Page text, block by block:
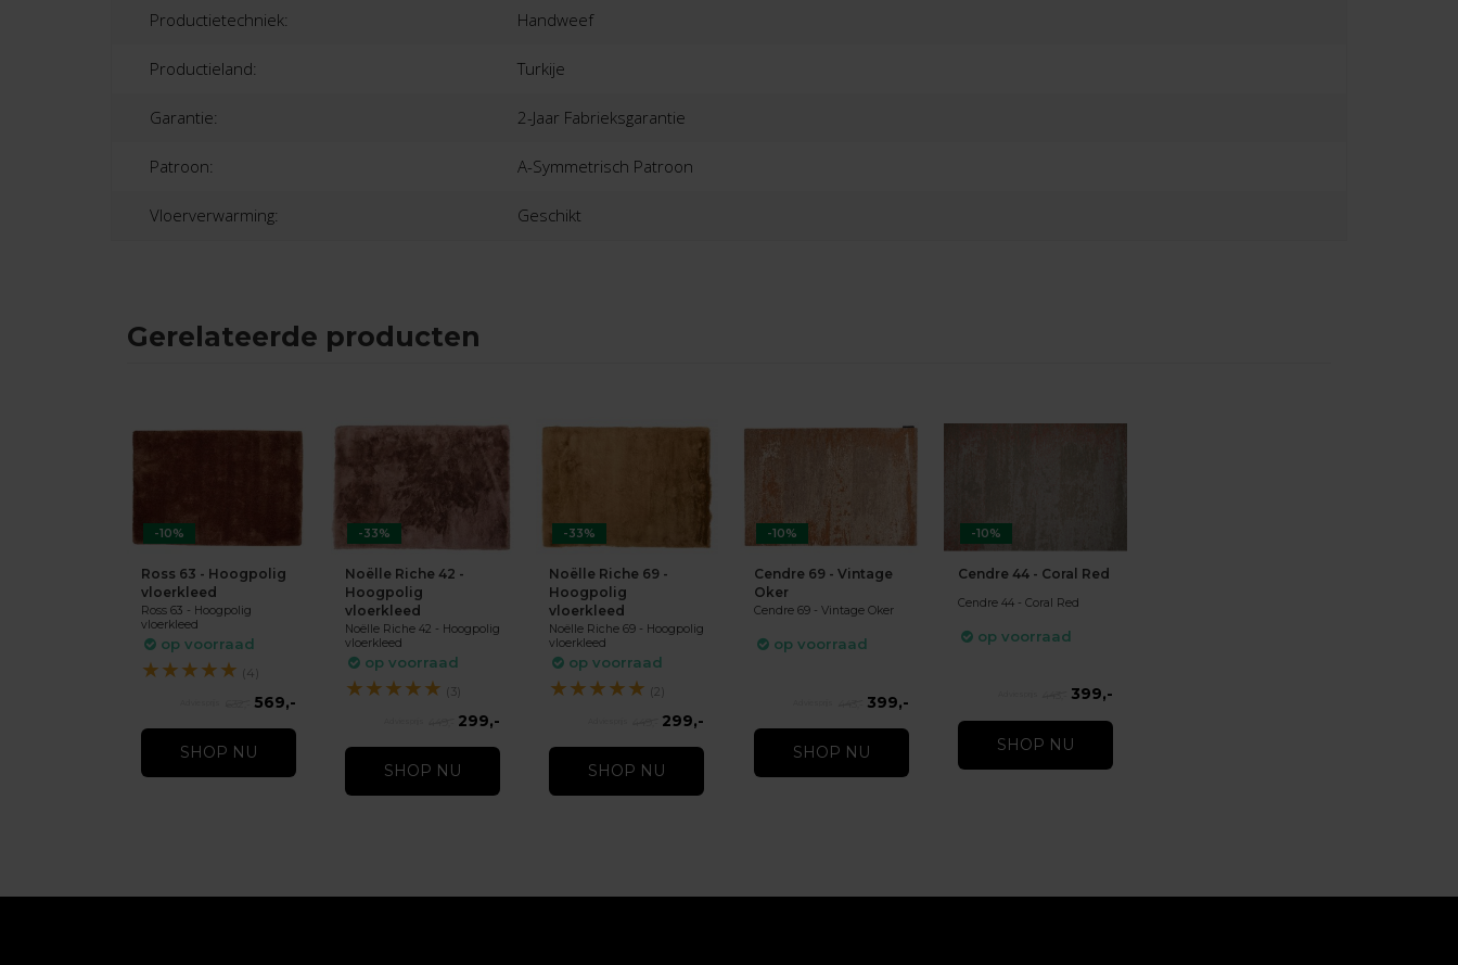
Productietechniek: Handweef
Productieland: Turkije
Garantie: 2-Jaar Fabrieksgarantie
Patroon: A-Symmetrisch Patroon
Vloerverwarming: Geschikt
Gerelateerde producten
-10%
Ross 63 - Hoogpolig
vloerkleed
Ross 63 - Hoogpolig
vloerkleed
op voorraad
★★★★★ (4)
569,-
SHOP NU
-33%
Noëlle Riche 42 -
Hoogpolig
vloerkleed
Noëlle Riche 42 - Hoogpolig
vloerkleed
op voorraad
★★★★★ (3)
299,-
SHOP NU
-33%
Noëlle Riche 69 -
Hoogpolig
vloerkleed
Noëlle Riche 69 - Hoogpolig
vloerkleed
op voorraad
★★★★★ (2)
299,-
SHOP NU
-10%
Cendre 69 - Vintage
Oker
Cendre 69 - Vintage Oker
op voorraad
399,-
SHOP NU
-10%
Cendre 44 - Coral Red
Cendre 44 - Coral Red
op voorraad
399,-
SHOP NU